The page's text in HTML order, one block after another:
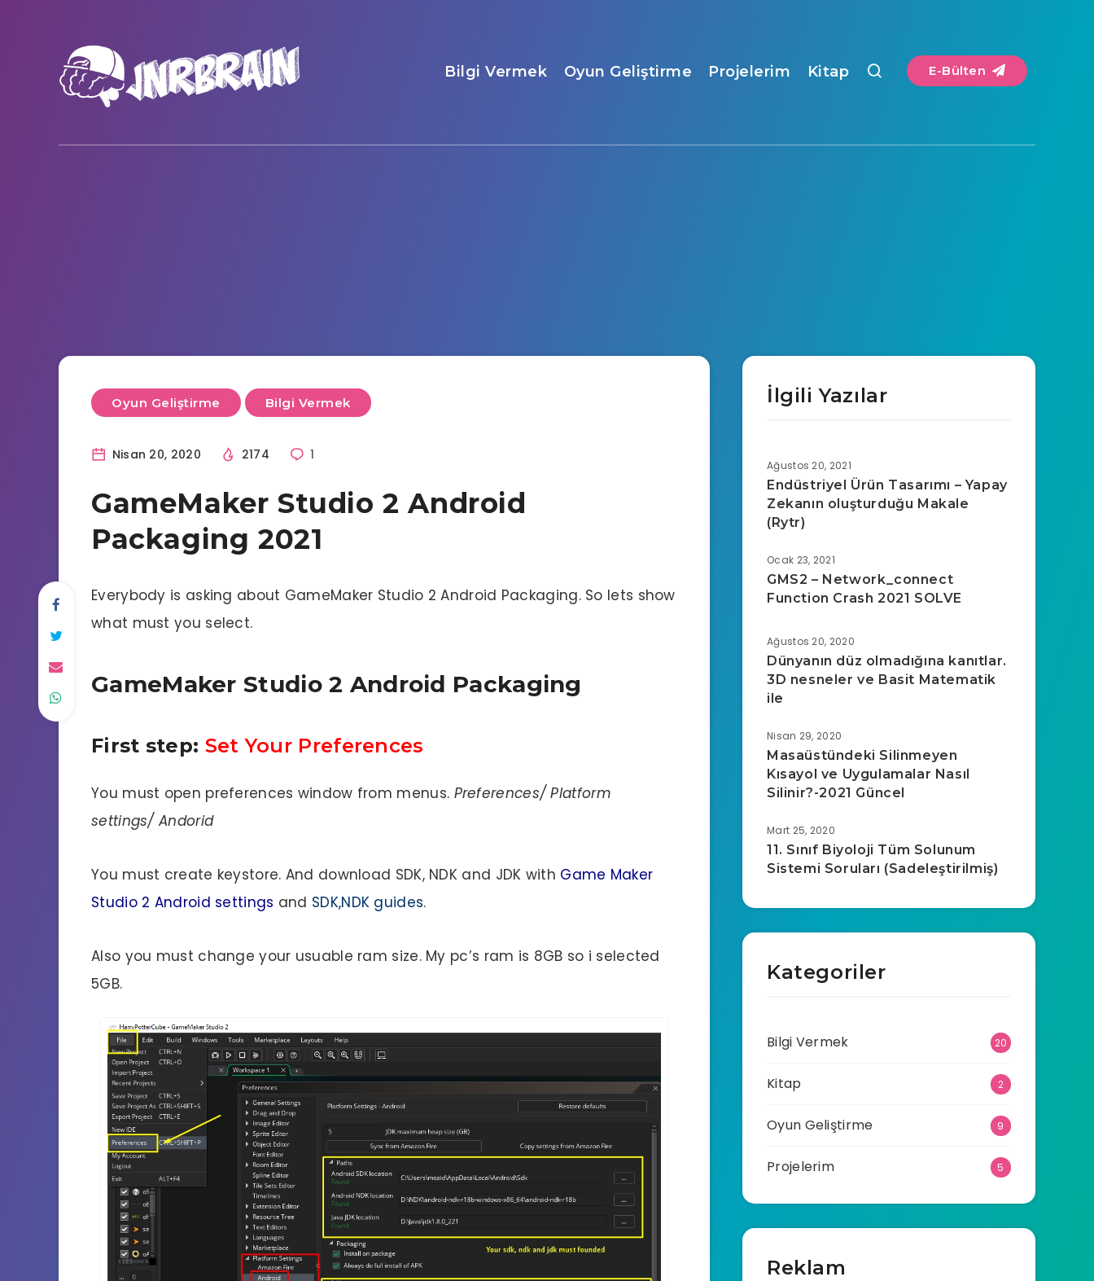
Bilgi Vermek Oyun Geliştirme Projelerim Kitap E-Bülten
Oyun Geliştirme Bilgi Vermek
Nisan 20, 2020 2174 1
GameMaker Studio 2 Android
Packaging 2021
Everybody is asking about GameMaker Studio 2 Android Packaging. So lets show
what must you select.
GameMaker Studio 2 Android Packaging
First step: Set Your Preferences
You must open preferences window from menus. Preferences/ Platform
settings/ Andorid
You must create keystore. And download SDK, NDK and JDK with Game Maker
Studio 2 Android settings and SDK,NDK guides.
Also you must change your usuable ram size. My pc’s ram is 8GB so i selected
5GB.
İlgili Yazılar
Ağustos 20, 2021
Endüstriyel Ürün Tasarımı – Yapay
Zekanın oluşturduğu Makale
(Rytr)
Ocak 23, 2021
GMS2 – Network_connect
Function Crash 2021 SOLVE
Ağustos 20, 2020
Dünyanın düz olmadığına kanıtlar.
3D nesneler ve Basit Matematik
ile
Nisan 29, 2020
Masaüstündeki Silinmeyen
Kısayol ve Uygulamalar Nasıl
Silinir?-2021 Güncel
Mart 25, 2020
11. Sınıf Biyoloji Tüm Solunum
Sistemi Soruları (Sadeleştirilmiş)
Kategoriler
Bilgi Vermek 20
Kitap 2
Oyun Geliştirme 9
Projelerim 5
Reklam